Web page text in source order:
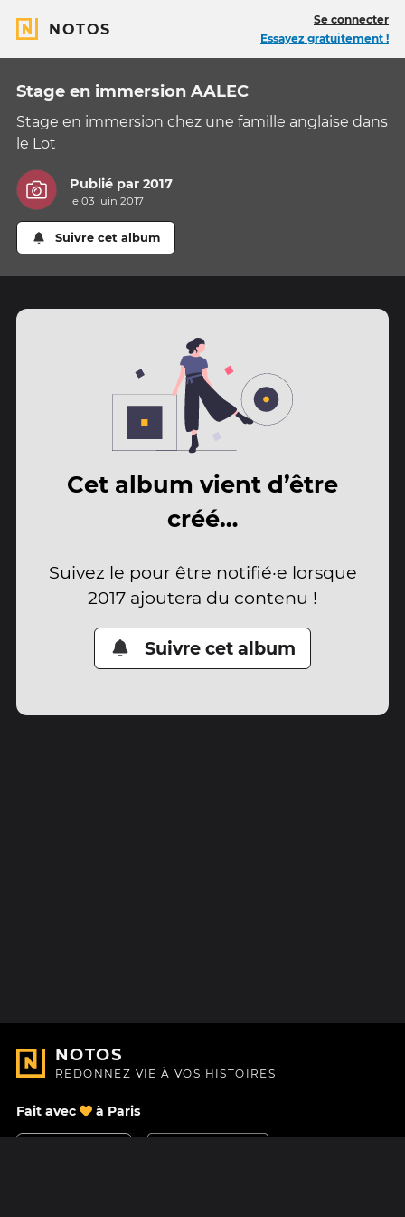
NOTOS
Se connecter
Essayez gratuitement !
Stage en immersion AALEC
Stage en immersion chez une famille anglaise dans
le Lot
Publié par2017
le 03 juin 2017
Suivre cet album
Cet album vient d’être
créé…
Suivez le pour être notifié·e lorsque
2017 ajoutera du contenu !
Suivre cet album
NOTOS
REDONNEZ VIE À VOS HISTOIRES
Fait avec à Paris